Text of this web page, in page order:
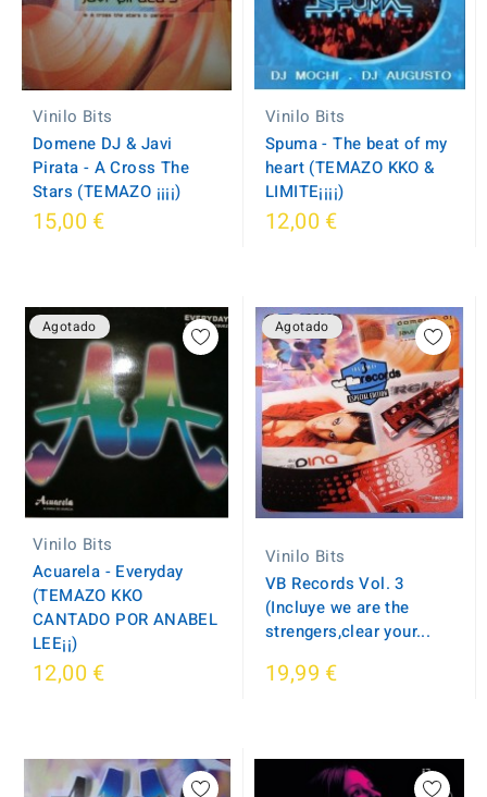
Vinilo Bits
Domene DJ & Javi
Pirata - A Cross The
Stars (TEMAZO ¡¡¡¡)
15,00 €
Vinilo Bits
Spuma - The beat of my
heart (TEMAZO KKO &
LIMITE¡¡¡¡)
12,00 €
Agotado
Vinilo Bits
Acuarela - Everyday
(TEMAZO KKO
CANTADO POR ANABEL
LEE¡¡)
12,00 €
Agotado
Vinilo Bits
VB Records Vol. 3
(Incluye we are the
strengers,clear your...
19,99 €